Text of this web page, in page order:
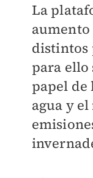
La
distintos
para ello
papel
agua y